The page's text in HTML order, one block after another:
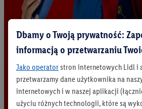
Dbamy o Twoją prywatność:
informacją o przetwarzaniu
Jako operatorstron internetowych Lidl i
przetwarzamy dane użytkownika na
internetowych i w naszej aplikacji
użyciu różnych technologii, które są